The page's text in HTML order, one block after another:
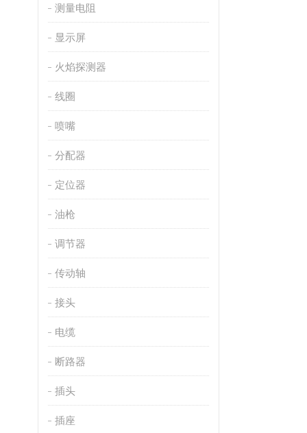
测量电阻
显示屏
火焰探测器
线圈
喷嘴
分配器
定位器
油枪
调节器
传动轴
接头
电缆
断路器
插头
插座